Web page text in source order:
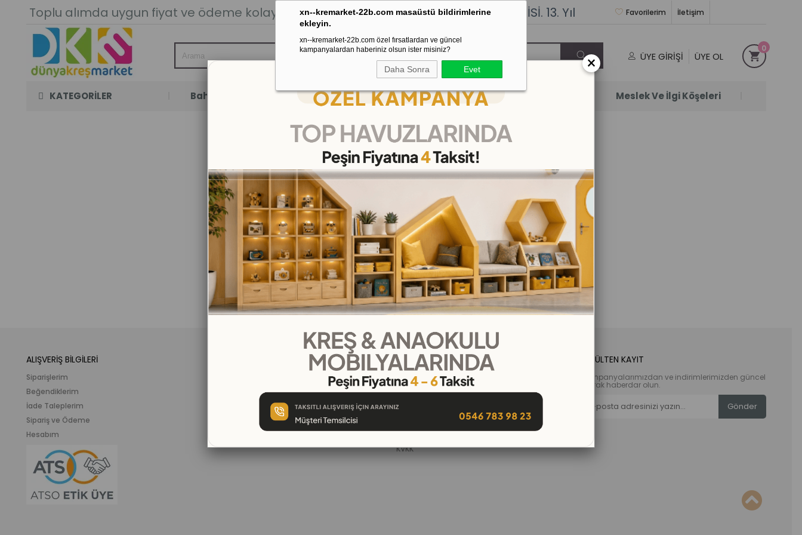
xn--kremarket-22b.com masaüstü bildirimlerine
ekleyin.
xn--kremarket-22b.com özel fırsatlardan ve güncel
kampanyalardan haberiniz olsun ister misiniz?
Daha Sonra Evet
Toplu alımda uygun fiyat ve ödeme kolaylığı. Stoktan Gönderim.% 100İADEGARANTİSİ. 13. Yıl İletişim
Favorilerim
ÜYE GIRIŞI ÜYE OL
0
KATEGORİLER Bahçe Oyun Odası Kaydırak Salıncak Tahterevalli Çok Satanlar Meslek Ve İlgi Köşeleri
ALIŞVERİŞ BİLGİLERİ
Siparişlerim
Beğendiklerim
İade Taleplerim
Sipariş ve Ödeme
Hesabım
Meslek ve İlgi Köşeleri
Eğitici Plastik Oyuncak
KURUMSAL
Hakkımızda
İletişim
Banka Hesap Numaraları
Gizlilik ve Güvenlik
Garanti ve İade
KVKK
E-BÜLTEN KAYIT
Kampanyalarımızdan ve indirimlerimizden güncel
olarak haberdar olun.
Gönder
×